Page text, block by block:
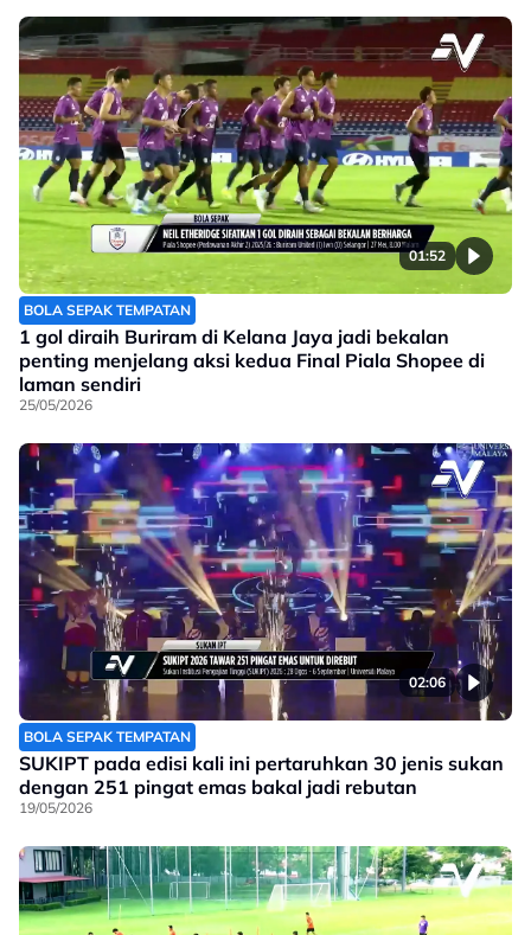
01:52
BOLA SEPAK TEMPATAN
1 gol diraih Buriram di Kelana Jaya jadi bekalan
penting menjelang aksi kedua Final Piala Shopee di
laman sendiri
25/05/2026
02:06
BOLA SEPAK TEMPATAN
SUKIPT pada edisi kali ini pertaruhkan 30 jenis sukan
dengan 251 pingat emas bakal jadi rebutan
19/05/2026